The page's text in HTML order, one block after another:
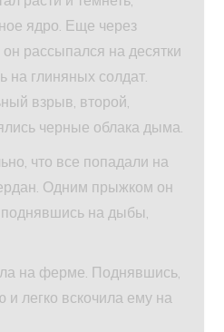
ядро. Еще через
рассыпался на десятки
на глиняных солдат.
взрыв, второй,
черные облака дыма.
что все попадали на
Одним прыжком он
на дыбы,
на ферме. Поднявшись,
легко вскочила ему на